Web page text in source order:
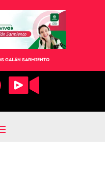
GALÁN SARMIENTO